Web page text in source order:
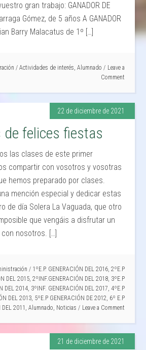
gran trabajo: GANADOR DE
Gómez, de 5 años A GANADOR
Barry Malacatus de 1º […]
/ Actividades de interés, Alumnado
Leave a
Comment
22 de diciembre de 2021
de felices fiestas
las clases de este primer
compartir con vosotros y vosotras
hemos preparado por clases.
mención especial y dedicar estas
de día Solera La Vaguada, que otro
que vengáis a disfrutar un
nosotros. […]
/ 1ºE.P. GENERACIÓN DEL 2016, 2ºE.P
DEL 2015, 2ºINF.GENERACIÓN DEL 2018, 3ºE.P
DEL 2014, 3ºINF. GENERACIÓN DEL 2017, 4ºE.P
DEL 2013, 5ºE.P GENERACIÓN DE 2012, 6º E.P
2011 , Alumnado, Noticias Leave a Comment
21 de diciembre de 2021